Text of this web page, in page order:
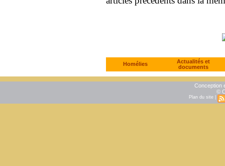
Homélies
Actualités et
documents
Conception
©
Plan du site